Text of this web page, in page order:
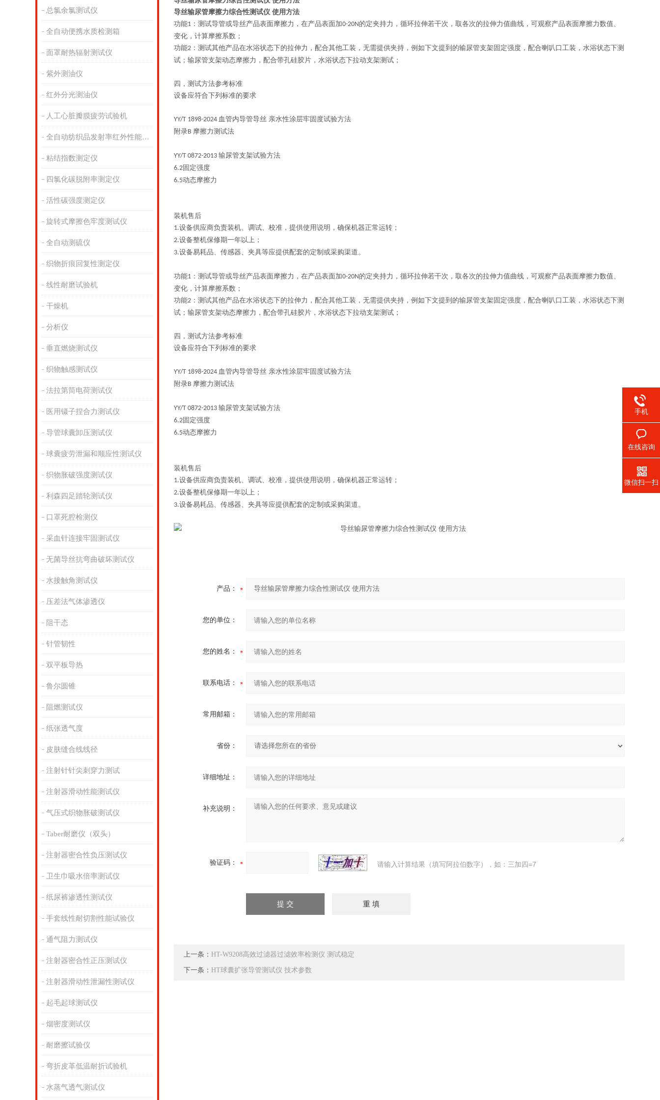
总氯余氯测试仪
全自动便携水质检测箱
面罩耐热辐射测试仪
紫外测油仪
红外分光测油仪
人工心脏瓣膜疲劳试验机
全自动纺织品发射率红外性能分析
粘结指数测定仪
四氯化碳脱附率测定仪
活性碳强度测定仪
旋转式摩擦色牢度测试仪
全自动测硫仪
织物折痕回复性测定仪
线性耐磨试验机
干燥机
分析仪
垂直燃烧测试仪
织物触感测试仪
法拉第筒电荷测试仪
医用镊子捏合力测试仪
导管球囊卸压测试仪
球囊疲劳泄漏和顺应性测试仪
织物胀破强度测试仪
利森四足踏轮测试仪
口罩死腔检测仪
采血针连接牢固测试仪
无菌导丝抗弯曲破坏测试仪
水接触角测试仪
压差法气体渗透仪
阻干态
针管韧性
双平板导热
鲁尔圆锥
阻燃测试仪
纸张透气度
皮肤缝合线线径
注射针针尖刺穿力测试
注射器滑动性能测试仪
气压式织物胀破测试仪
Taber耐磨仪（双头）
注射器密合性负压测试仪
卫生巾吸水倍率测试仪
纸尿裤渗透性测试仪
手套线性耐切割性能试验仪
通气阻力测试仪
注射器密合性正压测试仪
注射器滑动性泄漏性测试仪
起毛起球测试仪
烟密度测试仪
耐磨擦试验仪
弯折皮革低温耐折试验机
水蒸气透气测试仪
导丝输尿管摩擦力综合性测试仪 使用方法
功能1 ：测试导管或导丝产品表面摩擦力，在产品表面加0-20N的定夹持力，循环拉伸若干次，取各次的拉伸力值曲线，可观察产品表面摩擦力数值、
变化，计算摩擦系数；
功能2 ：测试其他产品在水浴状态下的拉伸力，配合其他工装，无需提供夹持，例如下文提到的输尿管支架固定强度，配合喇叭口工装，水浴状态下测
试；输尿管支架动态摩擦力，配合带孔硅胶片，水浴状态下拉动支架测试；
四，测试方法参考标准
设备应符合下列标准的要求
YY/T 1898-2024 血管内导管导丝 亲水性涂层牢固度试验方法
附录B 摩擦力测试法
YY/T 0872-2013 输尿管支架试验方法
6.2固定强度
6.5动态摩擦力
装机售后
1.设备供应商负责装机、调试、校准，提供使用说明，确保机器正常运转；
2.设备整机保修期一年以上；
3.设备易耗品、传感器、夹具等应提供配套的定制或采购渠道。
功能1 ：测试导管或导丝产品表面摩擦力，在产品表面加0-20N的定夹持力，循环拉伸若干次，取各次的拉伸力值曲线，可观察产品表面摩擦力数值、
变化，计算摩擦系数；
功能2 ：测试其他产品在水浴状态下的拉伸力，配合其他工装，无需提供夹持，例如下文提到的输尿管支架固定强度，配合喇叭口工装，水浴状态下测
试；输尿管支架动态摩擦力，配合带孔硅胶片，水浴状态下拉动支架测试；
四，测试方法参考标准
设备应符合下列标准的要求
YY/T 1898-2024 血管内导管导丝 亲水性涂层牢固度试验方法
附录B 摩擦力测试法
YY/T 0872-2013 输尿管支架试验方法
6.2固定强度
6.5动态摩擦力
装机售后
1.设备供应商负责装机、调试、校准，提供使用说明，确保机器正常运转；
2.设备整机保修期一年以上；
3.设备易耗品、传感器、夹具等应提供配套的定制或采购渠道。
产品：
您的单位：
您的姓名：
联系电话：
常用邮箱：
省份：
详细地址：
补充说明：
验证码： 请输入计算结果（填写阿拉伯数字），如：三加四=7
上一条： HT-W9208高效过滤器过滤效率检测仪 测试稳定
下一条： HT球囊扩张导管测试仪 技术参数
手机
在线咨询
微信扫一扫